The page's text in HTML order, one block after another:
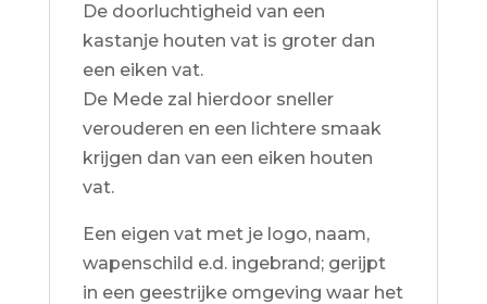
De doorluchtigheid van een
kastanje houten vat is groter dan
een eiken vat.
De Mede zal hierdoor sneller
verouderen en een lichtere smaak
krijgen dan van een eiken houten
vat.
Een eigen vat met je logo, naam,
wapenschild e.d. ingebrand; gerijpt
in een geestrijke omgeving waar het